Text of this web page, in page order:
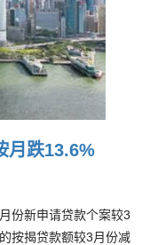
月跌13.6%
份新申请贷款个案较3
按揭贷款额较3月份减